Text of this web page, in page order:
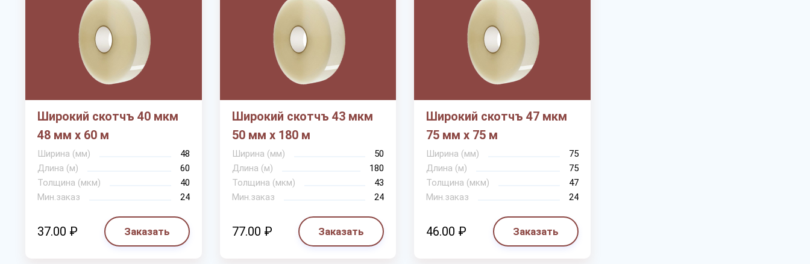
Широкий скотчъ 40 мкм
48 мм х 60 м
Ширина (мм)
48
Длина (м)
60
Толщина (мкм)
40
Мин.заказ
24
37.00 ₽ Заказать
Широкий скотчъ 43 мкм
50 мм х 180 м
Ширина (мм)
50
Длина (м)
180
Толщина (мкм)
43
Мин.заказ
24
77.00 ₽ Заказать
Широкий скотчъ 47 мкм
75 мм х 75 м
Ширина (мм)
75
Длина (м)
75
Толщина (мкм)
47
Мин.заказ
24
46.00 ₽ Заказать